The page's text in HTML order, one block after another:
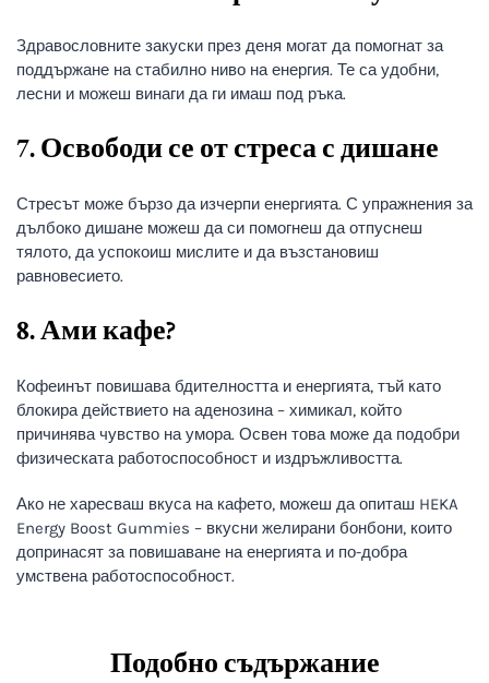
Здравословните закуски през деня могат да помогнат за
поддържане на стабилно ниво на енергия. Те са удобни,
лесни и можеш винаги да ги имаш под ръка.
7. Освободи се от стреса с дишане
Стресът може бързо да изчерпи енергията. С упражнения за
дълбоко дишане можеш да си помогнеш да отпуснеш
тялото, да успокоиш мислите и да възстановиш
равновесието.
8. Ами кафе?
Кофеинът повишава бдителността и енергията, тъй като
блокира действието на аденозина – химикал, който
причинява чувство на умора. Освен това може да подобри
физическата работоспособност и издръжливостта.
Ако не харесваш вкуса на кафето, можеш да опиташ HEKA
Energy Boost Gummies – вкусни желирани бонбони, които
допринасят за повишаване на енергията и по-добра
умствена работоспособност.
Подобно съдържание